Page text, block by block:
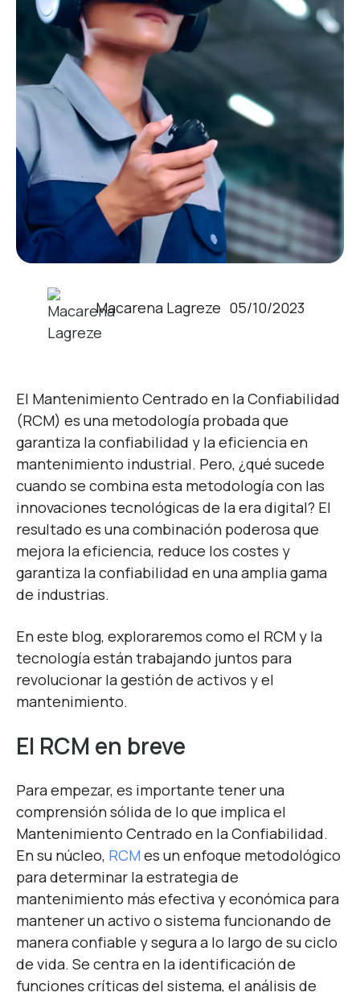
Macarena Lagreze 05/10/2023
El Mantenimiento Centrado en la Confiabilidad
(RCM) es una metodología probada que
garantiza la confiabilidad y la eficiencia en
mantenimiento industrial. Pero, ¿qué sucede
cuando se combina esta metodología con las
innovaciones tecnológicas de la era digital? El
resultado es una combinación poderosa que
mejora la eficiencia, reduce los costes y
garantiza la confiabilidad en una amplia gama
de industrias.
En este blog, exploraremos como el RCM y la
tecnología están trabajando juntos para
revolucionar la gestión de activos y el
mantenimiento.
El RCM en breve
Para empezar, es importante tener una
comprensión sólida de lo que implica el
Mantenimiento Centrado en la Confiabilidad.
En su núcleo, RCM es un enfoque metodológico
para determinar la estrategia de
mantenimiento más efectiva y económica para
mantener un activo o sistema funcionando de
manera confiable y segura a lo largo de su ciclo
de vida. Se centra en la identificación de
funciones críticas del sistema, el análisis de